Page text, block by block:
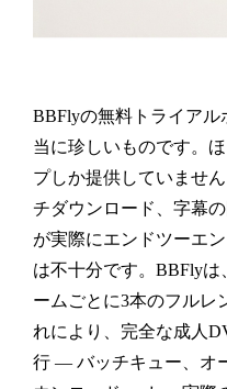
BBFlyの無料トライア
当に珍しいものです。
プしか提供していませ
チダウンロード、字幕
が実際にエンドツーエ
は不十分です。BBFly
ームごとに3本のフルレ
れにより、完全な成人
行 — バッチキュー、オ